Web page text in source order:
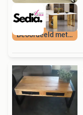
Beoordeeld met 9+